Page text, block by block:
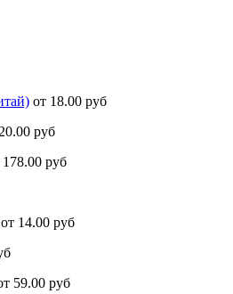
от 18.00 руб
руб
178.00 руб
от 14.00 руб
59.00 руб